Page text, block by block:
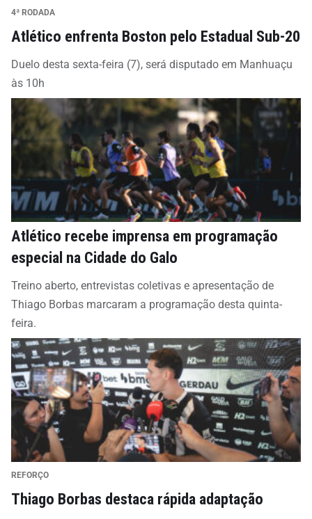
4ª RODADA
Atlético enfrenta Boston pelo Estadual Sub-20
Duelo desta sexta-feira (7), será disputado em Manhuaçu
às 10h
Atlético recebe imprensa em programação
especial na Cidade do Galo
Treino aberto, entrevistas coletivas e apresentação de
Thiago Borbas marcaram a programação desta quinta-
feira.
REFORÇO
Thiago Borbas destaca rápida adaptação